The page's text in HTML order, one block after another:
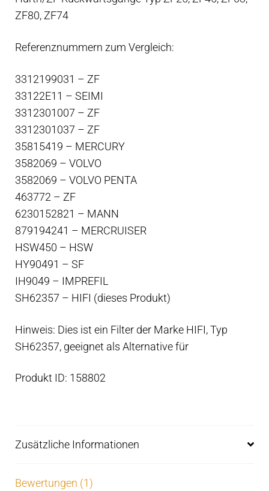
ZF80, ZF74
Referenznummern zum Vergleich:
3312199031 – ZF
33122E11 – SEIMI
3312301007 – ZF
3312301037 – ZF
35815419 – MERCURY
3582069 – VOLVO
3582069 – VOLVO PENTA
463772 – ZF
6230152821 – MANN
879194241 – MERCRUISER
HSW450 – HSW
HY90491 – SF
IH9049 – IMPREFIL
SH62357 – HIFI (dieses Produkt)
Hinweis: Dies ist ein Filter der Marke HIFI, Typ
SH62357, geeignet als Alternative für
Produkt ID: 158802
Zusätzliche Informationen
Bewertungen (1)